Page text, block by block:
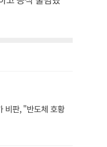
비판, "반도체 호황